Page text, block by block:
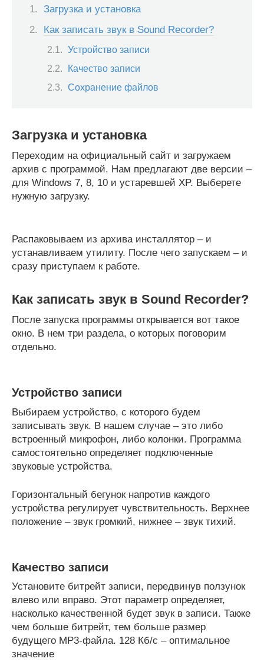
Загрузка и установка
Как записать звук в Sound Recorder?
Устройство записи
Качество записи
Сохранение файлов
Загрузка и установка
Переходим на официальный сайт и загружаем
архив с программой. Нам предлагают две версии –
для Windows 7, 8, 10 и устаревшей XP. Выберете
нужную загрузку.
Распаковываем из архива инсталлятор – и
устанавливаем утилиту. После чего запускаем – и
сразу приступаем к работе.
Как записать звук в Sound Recorder?
После запуска программы открывается вот такое
окно. В нем три раздела, о которых поговорим
отдельно.
Устройство записи
Выбираем устройство, с которого будем
записывать звук. В нашем случае – это либо
встроенный микрофон, либо колонки. Программа
самостоятельно определяет подключенные
звуковые устройства.
Горизонтальный бегунок напротив каждого
устройства регулирует чувствительность. Верхнее
положение – звук громкий, нижнее – звук тихий.
Качество записи
Установите битрейт записи, передвинув ползунок
влево или вправо. Этот параметр определяет,
насколько качественной будет звук в записи. Также
чем больше битрейт, тем больше размер
будущего MP3-файла. 128 Кб/с – оптимальное
значение